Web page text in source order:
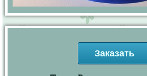
Заказать